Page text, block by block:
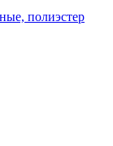
полиэстер